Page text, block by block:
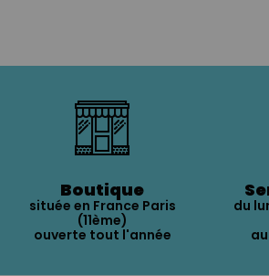
Boutique
située en France Paris
(11ème)
ouverte tout l'année
du